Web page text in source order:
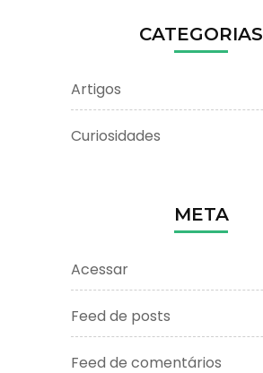
CATEGORIAS
Artigos
Curiosidades
META
Acessar
Feed de posts
Feed de comentários